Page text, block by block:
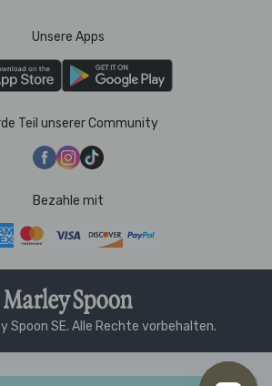
Unsere Apps
Teil unserer Community
Bezahle mit
Spoon SE. Alle Rechte vorbehalten.